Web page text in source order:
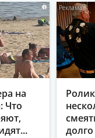
i
на
Что
долго